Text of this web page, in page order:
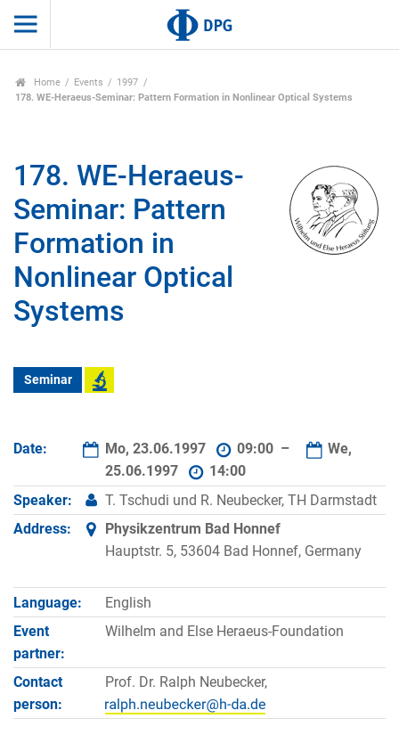
Home Events
1997
178. WE-Heraeus-Seminar: Pattern Formation in Nonlinear Optical Systems
178. WE-Heraeus-
Seminar: Pattern
Formation in
Nonlinear Optical
Systems
Seminar
Date: Mo, 23.06.1997 09:00 –
We,
25.06.1997
14:00
Speaker:
T. Tschudi und R. Neubecker, TH Darmstadt
Address:
Physikzentrum Bad Honnef
Hauptstr. 5, 53604 Bad Honnef, Germany
Language:
English
Event
partner:
Wilhelm and Else Heraeus-Foundation
Contact
person:
Prof. Dr. Ralph Neubecker,